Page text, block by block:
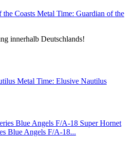
Metal Time: Guardian of the
innerhalb Deutschlands!
Metal Time: Elusive Nautilus
Blue Angels F/A-18...